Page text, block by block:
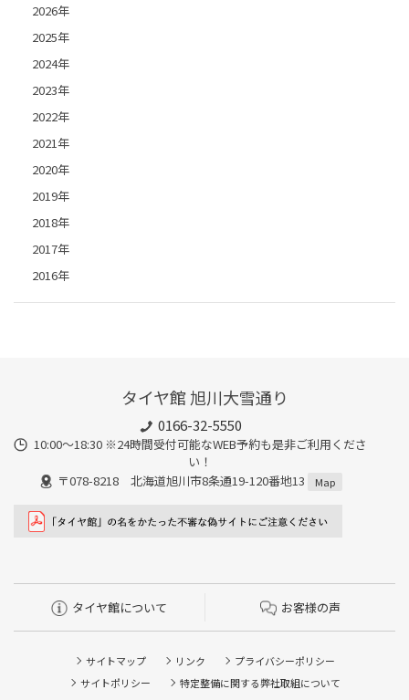
2026年
2025年
2024年
2023年
2022年
2021年
2020年
2019年
2018年
2017年
2016年
タイヤ館 旭川大雪通り
0166-32-5550
10:00～18:30 ※24時間受付可能なWEB予約も是非ご利用くださ
い！
〒078-8218 北海道旭川市8条通19-120番地13
Map
タイヤ館について お客様の声
サイトマップ リンク
プライバシーポリシー
サイトポリシー
特定整備に関する弊社取組について